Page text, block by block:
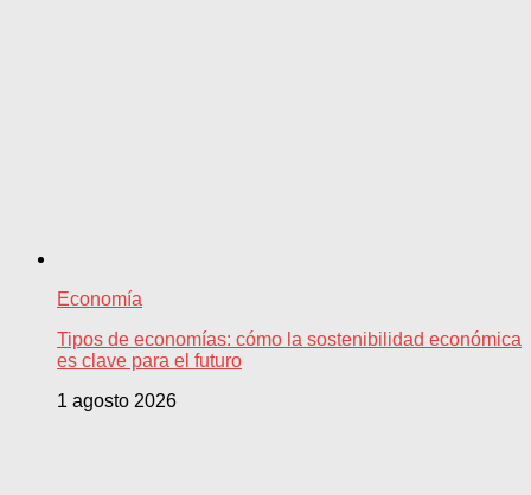
Economía
Tipos de economías: cómo la sostenibilidad económica
es clave para el futuro
1 agosto 2026